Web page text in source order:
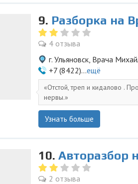
9. Разборка на
4 отзыва
г. Ульяновск, Врача
+7 (8422)...ещё
Отстой, треп и кидалово .
нервы.
Узнать больше
10. Авторазбор
2 отзыва